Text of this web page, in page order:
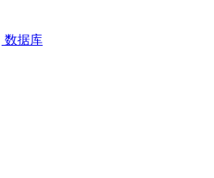
数据库